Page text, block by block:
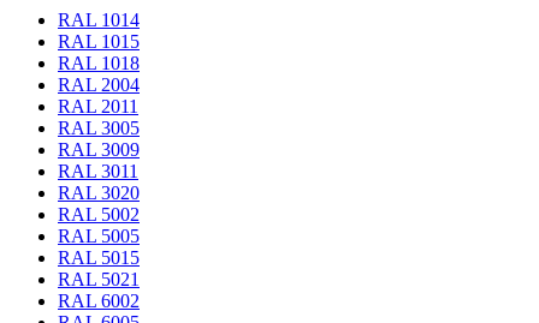
RAL 1014
RAL 1015
RAL 1018
RAL 2004
RAL 2011
RAL 3005
RAL 3009
RAL 3011
RAL 3020
RAL 5002
RAL 5005
RAL 5015
RAL 5021
RAL 6002